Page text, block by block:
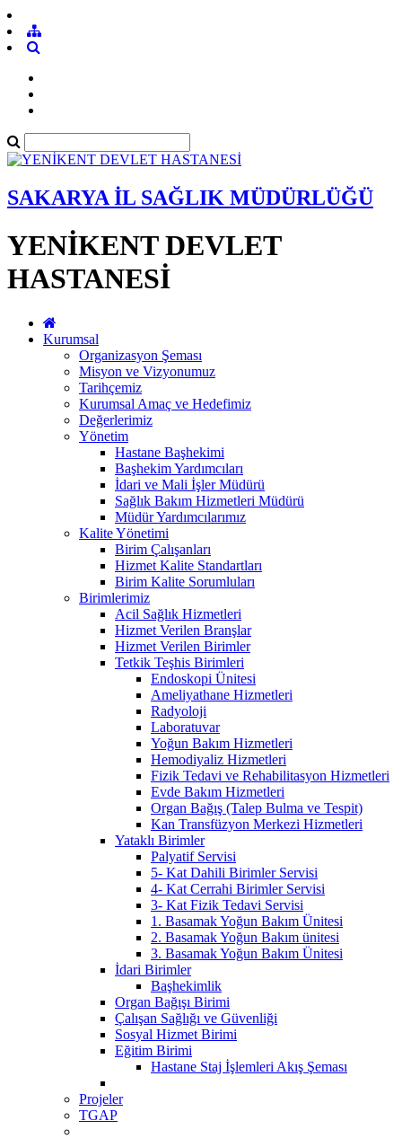
SAKARYA İL SAĞLIK MÜDÜRLÜĞÜ
YENİKENT DEVLET
HASTANESİ
Kurumsal
Organizasyon Şeması
Misyon ve Vizyonumuz
Tarihçemiz
Kurumsal Amaç ve Hedefimiz
Değerlerimiz
Yönetim
Hastane Başhekimi
Başhekim Yardımcıları
İdari ve Mali İşler Müdürü
Sağlık Bakım Hizmetleri Müdürü
Müdür Yardımcılarımız
Kalite Yönetimi
Birim Çalışanları
Hizmet Kalite Standartları
Birim Kalite Sorumluları
Birimlerimiz
Acil Sağlık Hizmetleri
Hizmet Verilen Branşlar
Hizmet Verilen Birimler
Tetkik Teşhis Birimleri
Endoskopi Ünitesi
Ameliyathane Hizmetleri
Radyoloji
Laboratuvar
Yoğun Bakım Hizmetleri
Hemodiyaliz Hizmetleri
Fizik Tedavi ve Rehabilitasyon Hizmetleri
Evde Bakım Hizmetleri
Organ Bağış (Talep Bulma ve Tespit)
Kan Transfüzyon Merkezi Hizmetleri
Yataklı Birimler
Palyatif Servisi
5- Kat Dahili Birimler Servisi
4- Kat Cerrahi Birimler Servisi
3- Kat Fizik Tedavi Servisi
1. Basamak Yoğun Bakım Ünitesi
2. Basamak Yoğun Bakım ünitesi
3. Basamak Yoğun Bakım Ünitesi
İdari Birimler
Başhekimlik
Organ Bağışı Birimi
Çalışan Sağlığı ve Güvenliği
Sosyal Hizmet Birimi
Eğitim Birimi
Hastane Staj İşlemleri Akış Şeması
Projeler
TGAP